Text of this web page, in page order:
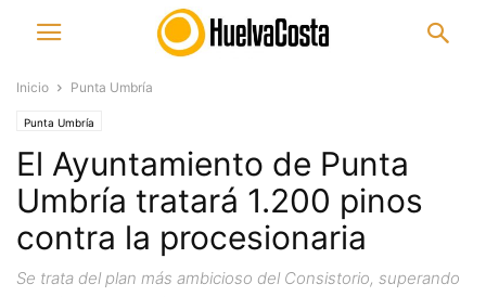
Inicio Punta Umbría
Punta Umbría
El Ayuntamiento de Punta
Umbría tratará 1.200 pinos
contra la procesionaria
Se trata del plan más ambicioso del Consistorio, superando